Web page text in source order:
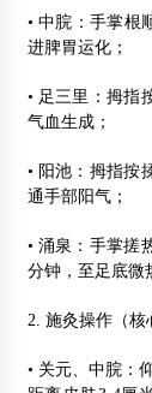
• 中脘：手掌根
进脾胃运化；
• 足三里：拇指
气血生成；
• 阳池：拇指按
通手部阳气；
• 涌泉：手掌搓
分钟，至足底微
2. 施灸操作（核
• 关元、中脘：